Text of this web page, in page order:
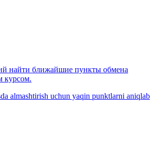
найти ближайшие пункты обмена
курсом.
almashtirish uchun yaqin punktlarni aniqlab